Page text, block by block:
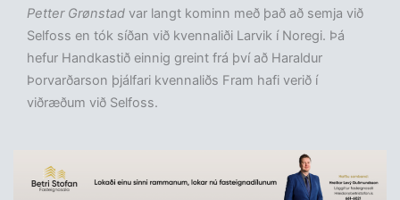
Petter Grønstad var langt kominn með það að semja við
Selfoss en tók síðan við kvennaliði Larvik í Noregi. Þá
hefur Handkastið einnig greint frá því að Haraldur
Þorvarðarson þjálfari kvennaliðs Fram hafi verið í
viðræðum við Selfoss.